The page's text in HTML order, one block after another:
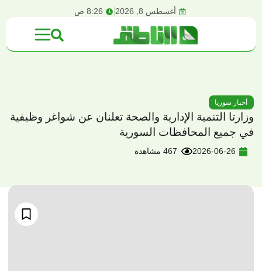
أغسطس 8, 2026 8:26 ص
أخبار سوريا
وزارتا التنمية الإدارية والصحة تعلنان عن شواغر وظيفية
في جميع المحافظات السورية
2026-06-26 467 مشاهدة